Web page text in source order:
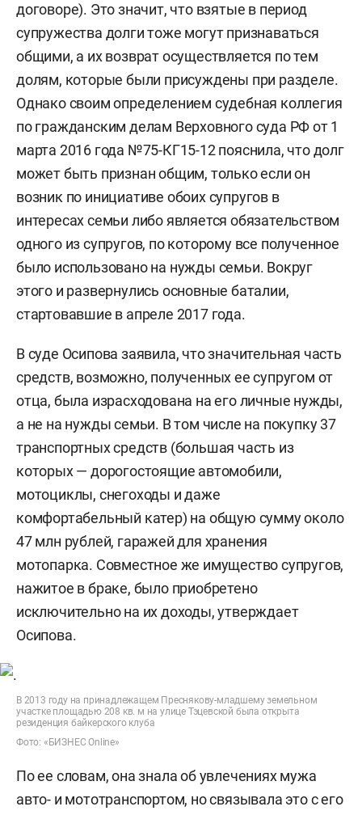
договоре). Это значит, что взятые в период
супружества долги тоже могут признаваться
общими, а их возврат осуществляется по тем
долям, которые были присуждены при разделе.
Однако своим определением судебная коллегия
по гражданским делам Верховного суда РФ от 1
марта 2016 года №75-КГ15-12 пояснила, что долг
может быть признан общим, только если он
возник по инициативе обоих супругов в
интересах семьи либо является обязательством
одного из супругов, по которому все полученное
было использовано на нужды семьи. Вокруг
этого и развернулись основные баталии,
стартовавшие в апреле 2017 года.
В суде Осипова заявила, что значительная часть
средств, возможно, полученных ее супругом от
отца, была израсходована на его личные нужды,
а не на нужды семьи. В том числе на покупку 37
транспортных средств (большая часть из
которых — дорогостоящие автомобили,
мотоциклы, снегоходы и даже
комфортабельный катер) на общую сумму около
47 млн рублей, гаражей для хранения
мотопарка. Совместное же имущество супругов,
нажитое в браке, было приобретено
исключительно на их доходы, утверждает
Осипова.
В 2013 году на принадлежащем Преснякову-младшему земельном
участке площадью 208 кв. м на улице Тэцевской была открыта
резиденция байкерского клуба
Фото: «БИЗНЕС Online»
По ее словам, она знала об увлечениях мужа
авто- и мототранспортом, но связывала это с его